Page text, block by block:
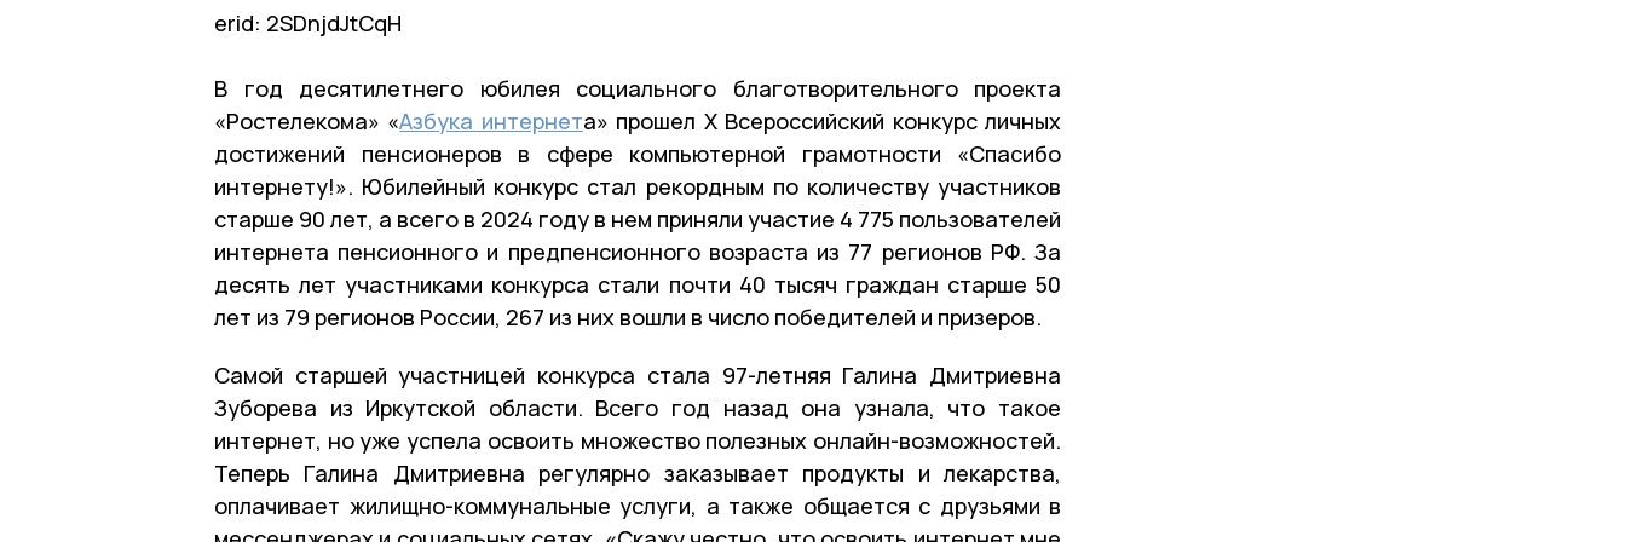
erid: 2SDnjdJtCqH
В год десятилетнего юбилея социального благотворительного проекта
«Ростелекома» «Азбука интернета» прошел Х Всероссийский конкурс личных
достижений пенсионеров в сфере компьютерной грамотности «Спасибо
интернету!». Юбилейный конкурс стал рекордным по количеству участников
старше 90 лет, а всего в 2024 году в нем приняли участие 4 775 пользователей
интернета пенсионного и предпенсионного возраста из 77 регионов РФ. За
десять лет участниками конкурса стали почти 40 тысяч граждан старше 50
лет из 79 регионов России, 267 из них вошли в число победителей и призеров.
Самой старшей участницей конкурса стала 97-летняя Галина Дмитриевна
Зуборева из Иркутской области. Всего год назад она узнала, что такое
интернет, но уже успела освоить множество полезных онлайн-возможностей.
Теперь Галина Дмитриевна регулярно заказывает продукты и лекарства,
оплачивает жилищно-коммунальные услуги, а также общается с друзьями в